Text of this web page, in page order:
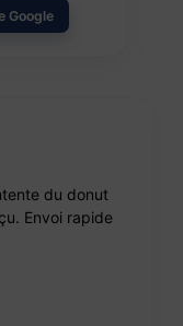
Google
du donut
Envoi rapide